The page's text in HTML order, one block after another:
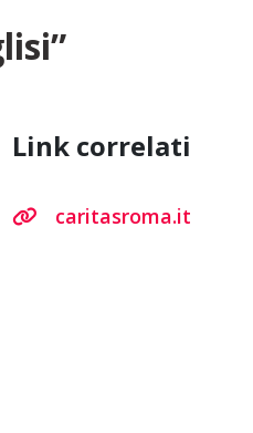
Link correlati
caritasroma.it